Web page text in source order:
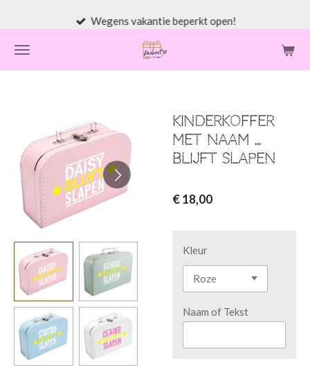
naar
de
Wegens vakantie beperkt open!
Kinderkoffer
met naam ...
blijft slapen
€ 18,00
Kleur
Naam of Tekst